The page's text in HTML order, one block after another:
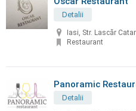
Detalii
Iasi, Str. Lascăr
Restaurant
Panoramic
Detalii